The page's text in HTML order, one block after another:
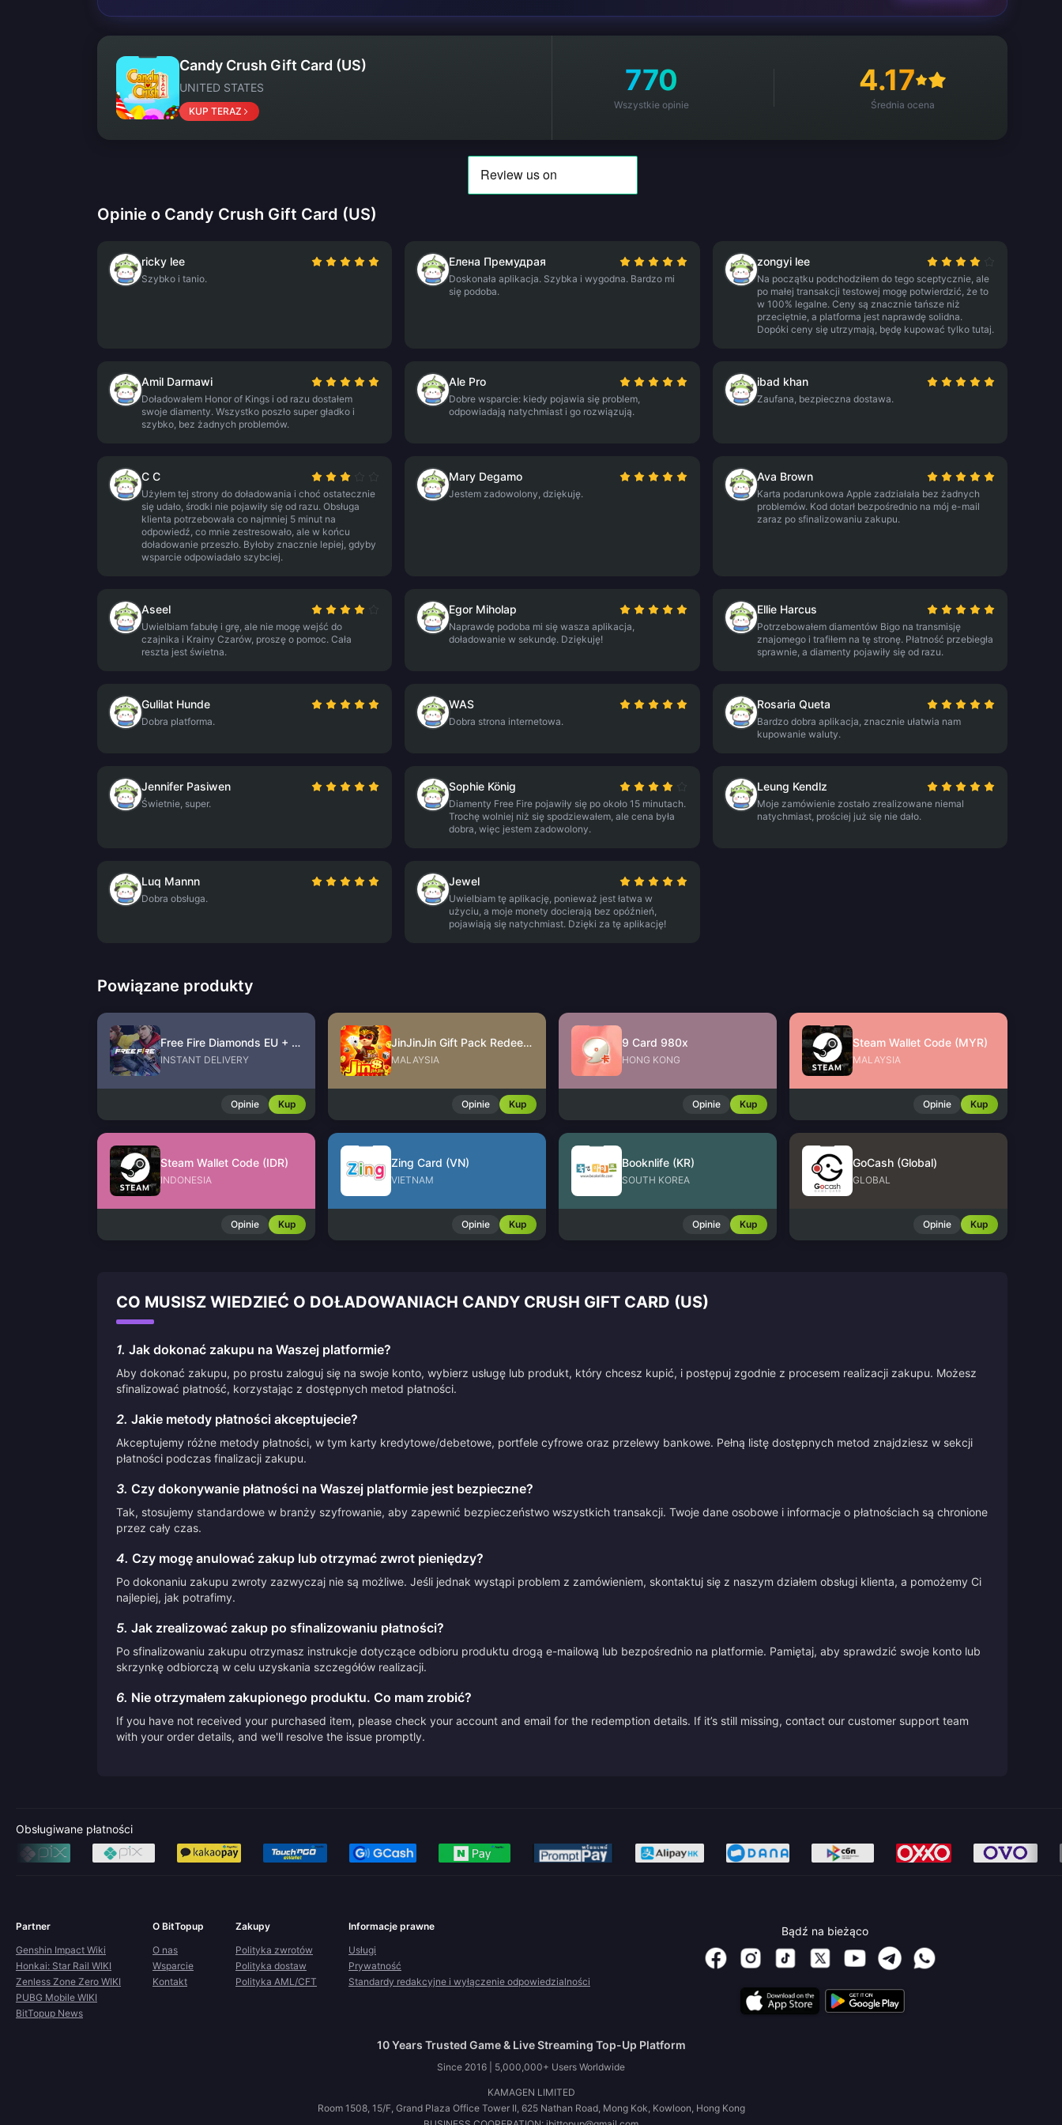
Candy Crush Gift Card (US)
UNITED STATES
KUP TERAZ
770
Wszystkie opinie
4.17
Średnia ocena
Opinie o Candy Crush Gift Card (US)
ricky lee
Szybko i tanio.
Елена Премудрая
Doskonała aplikacja. Szybka i wygodna. Bardzo mi
się podoba.
zongyi lee
Na początku podchodziłem do tego sceptycznie, ale
po małej transakcji testowej mogę potwierdzić, że to
w 100% legalne. Ceny są znacznie tańsze niż
przeciętnie, a platforma jest naprawdę solidna.
Dopóki ceny się utrzymają, będę kupować tylko tutaj.
Amil Darmawi
Doładowałem Honor of Kings i od razu dostałem
swoje diamenty. Wszystko poszło super gładko i
szybko, bez żadnych problemów.
Ale Pro
Dobre wsparcie: kiedy pojawia się problem,
odpowiadają natychmiast i go rozwiązują.
ibad khan
Zaufana, bezpieczna dostawa.
C C
Użyłem tej strony do doładowania i choć ostatecznie
się udało, środki nie pojawiły się od razu. Obsługa
klienta potrzebowała co najmniej 5 minut na
odpowiedź, co mnie zestresowało, ale w końcu
doładowanie przeszło. Byłoby znacznie lepiej, gdyby
wsparcie odpowiadało szybciej.
Mary Degamo
Jestem zadowolony, dziękuję.
Ava Brown
Karta podarunkowa Apple zadziałała bez żadnych
problemów. Kod dotarł bezpośrednio na mój e-mail
zaraz po sfinalizowaniu zakupu.
Aseel
Uwielbiam fabułę i grę, ale nie mogę wejść do
czajnika i Krainy Czarów, proszę o pomoc. Cała
reszta jest świetna.
Egor Miholap
Naprawdę podoba mi się wasza aplikacja,
doładowanie w sekundę. Dziękuję!
Ellie Harcus
Potrzebowałem diamentów Bigo na transmisję
znajomego i trafiłem na tę stronę. Płatność przebiegła
sprawnie, a diamenty pojawiły się od razu.
Gulilat Hunde
Dobra platforma.
WAS
Dobra strona internetowa.
Rosaria Queta
Bardzo dobra aplikacja, znacznie ułatwia nam
kupowanie waluty.
Jennifer Pasiwen
Świetnie, super.
Sophie König
Diamenty Free Fire pojawiły się po około 15 minutach.
Trochę wolniej niż się spodziewałem, ale cena była
dobra, więc jestem zadowolony.
Leung Kendlz
Moje zamówienie zostało zrealizowane niemal
natychmiast, prościej już się nie dało.
Luq Mannn
Dobra obsługa.
Jewel
Uwielbiam tę aplikację, ponieważ jest łatwa w
użyciu, a moje monety docierają bez opóźnień,
pojawiają się natychmiast. Dzięki za tę aplikację!
Powiązane produkty
Free Fire Diamonds EU + TR
INSTANT DELIVERY
Opinie Kup
JinJinJin Gift Pack Redeem Code
MALAYSIA
Opinie Kup
9 Card 980x
HONG KONG
Opinie Kup
Steam Wallet Code (MYR)
MALAYSIA
Opinie Kup
Steam Wallet Code (IDR)
INDONESIA
Opinie Kup
Zing Card (VN)
VIETNAM
Opinie Kup
Booknlife (KR)
SOUTH KOREA
Opinie Kup
GoCash (Global)
GLOBAL
Opinie Kup
CO MUSISZ WIEDZIEĆ O DOŁADOWANIACH CANDY CRUSH GIFT CARD (US)
1. Jak dokonać zakupu na Waszej platformie?
Aby dokonać zakupu, po prostu zaloguj się na swoje konto, wybierz usługę lub produkt, który chcesz kupić, i postępuj zgodnie z procesem realizacji zakupu. Możesz
sfinalizować płatność, korzystając z dostępnych metod płatności.
2. Jakie metody płatności akceptujecie?
Akceptujemy różne metody płatności, w tym karty kredytowe/debetowe, portfele cyfrowe oraz przelewy bankowe. Pełną listę dostępnych metod znajdziesz w sekcji
płatności podczas finalizacji zakupu.
3. Czy dokonywanie płatności na Waszej platformie jest bezpieczne?
Tak, stosujemy standardowe w branży szyfrowanie, aby zapewnić bezpieczeństwo wszystkich transakcji. Twoje dane osobowe i informacje o płatnościach są chronione
przez cały czas.
4. Czy mogę anulować zakup lub otrzymać zwrot pieniędzy?
Po dokonaniu zakupu zwroty zazwyczaj nie są możliwe. Jeśli jednak wystąpi problem z zamówieniem, skontaktuj się z naszym działem obsługi klienta, a pomożemy Ci
najlepiej, jak potrafimy.
5. Jak zrealizować zakup po sfinalizowaniu płatności?
Po sfinalizowaniu zakupu otrzymasz instrukcje dotyczące odbioru produktu drogą e-mailową lub bezpośrednio na platformie. Pamiętaj, aby sprawdzić swoje konto lub
skrzynkę odbiorczą w celu uzyskania szczegółów realizacji.
6. Nie otrzymałem zakupionego produktu. Co mam zrobić?
If you have not received your purchased item, please check your account and email for the redemption details. If it’s still missing, contact our customer support team
with your order details, and we'll resolve the issue promptly.
Obsługiwane płatności
Partner
Genshin Impact Wiki
Honkai: Star Rail WIKI
Zenless Zone Zero WIKI
PUBG Mobile WIKI
BitTopup News
O BitTopup
O nas
Wsparcie
Kontakt
Zakupy
Polityka zwrotów
Polityka dostaw
Polityka AML/CFT
Informacje prawne
Usługi
Prywatność
Standardy redakcyjne i wyłączenie odpowiedzialności
Bądź na bieżąco
10 Years Trusted Game & Live Streaming Top-Up Platform
Since 2016 | 5,000,000+ Users Worldwide
KAMAGEN LIMITED
Room 1508, 15/F, Grand Plaza Office Tower II, 625 Nathan Road, Mong Kok, Kowloon, Hong Kong